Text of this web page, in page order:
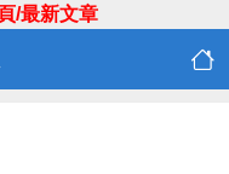
/最新文章